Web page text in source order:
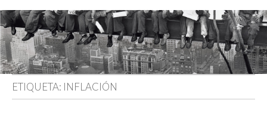
ETIQUETA: INFLACIÓN